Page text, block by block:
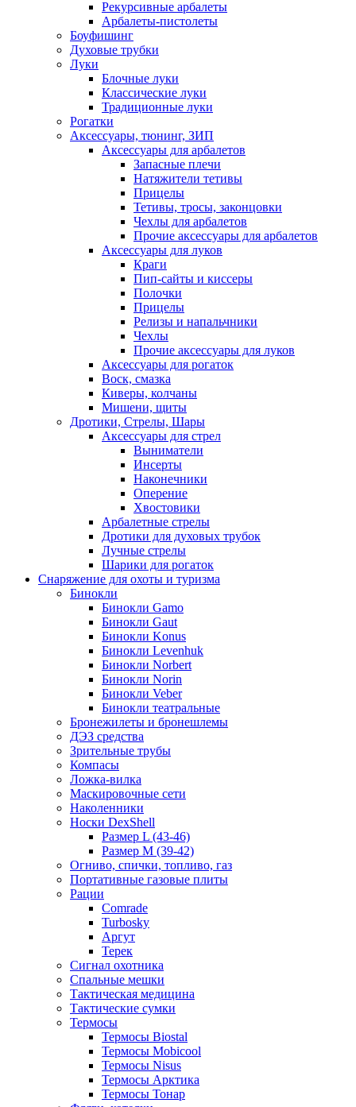
Рекурсивные арбалеты
Арбалеты-пистолеты
Боуфишинг
Духовые трубки
Луки
Блочные луки
Классические луки
Традиционные луки
Рогатки
Аксессуары, тюнинг, ЗИП
Аксессуары для арбалетов
Запасные плечи
Натяжители тетивы
Прицелы
Тетивы, тросы, законцовки
Чехлы для арбалетов
Прочие аксессуары для арбалетов
Аксессуары для луков
Краги
Пип-сайты и киссеры
Полочки
Прицелы
Релизы и напальчники
Чехлы
Прочие аксессуары для луков
Аксессуары для рогаток
Воск, смазка
Киверы, колчаны
Мишени, щиты
Дротики, Стрелы, Шары
Аксессуары для стрел
Выниматели
Инсерты
Наконечники
Оперение
Хвостовики
Арбалетные стрелы
Дротики для духовых трубок
Лучные стрелы
Шарики для рогаток
Снаряжение для охоты и туризма
Бинокли
Бинокли Gamo
Бинокли Gaut
Бинокли Konus
Бинокли Levenhuk
Бинокли Norbert
Бинокли Norin
Бинокли Veber
Бинокли театральные
Бронежилеты и бронешлемы
ДЭЗ средства
Зрительные трубы
Компасы
Ложка-вилка
Маскировочные сети
Наколенники
Носки DexShell
Размер L (43-46)
Размер M (39-42)
Огниво, спички, топливо, газ
Портативные газовые плиты
Рации
Comrade
Turbosky
Аргут
Терек
Сигнал охотника
Спальные мешки
Тактическая медицина
Тактические сумки
Термосы
Термосы Biostal
Термосы Mobicool
Термосы Nisus
Термосы Арктика
Термосы Тонар